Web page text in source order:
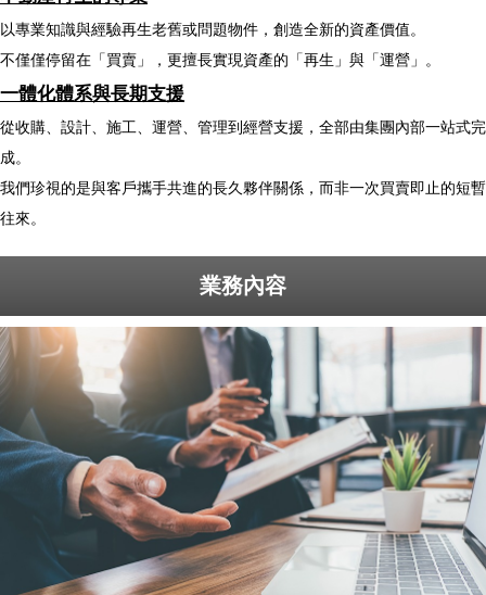
以專業知識與經驗再生老舊或問題物件，創造全新的資產價值。
不僅僅停留在「買賣」，更擅長實現資產的「再生」與「運營」。
一體化體系與長期支援
從收購、設計、施工、運營、管理到經營支援，全部由集團內部一站式完
成。
我們珍視的是與客戶攜手共進的長久夥伴關係，而非一次買賣即止的短暫
往來。
業務內容